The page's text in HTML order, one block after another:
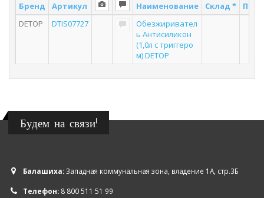
Бренд Артикул Наименование Склад *
DETOP
DTIS07727
Обезжиривател
ь Антисиликон
(1,0л с триггеро
м) DETOP
Будем на связи!
Балашиха:Западная коммунальная зона, владение 1А, стр.3Б
Телефон: 8 800 511 51 99